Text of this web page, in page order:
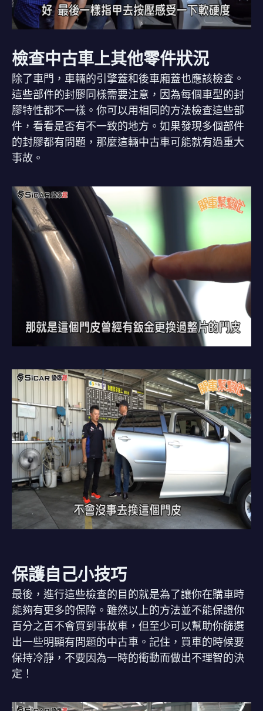
檢查中古車上其他零件狀況
除了車門，車輛的引擎蓋和後車廂蓋也應該檢查。
這些部件的封膠同樣需要注意，因為每個車型的封
膠特性都不一樣。你可以用相同的方法檢查這些部
件，看看是否有不一致的地方。如果發現多個部件
的封膠都有問題，那麼這輛中古車可能就有過重大
事故。
保護自己小技巧
最後，進行這些檢查的目的就是為了讓你在購車時
能夠有更多的保障。雖然以上的方法並不能保證你
百分之百不會買到事故車，但至少可以幫助你篩選
出一些明顯有問題的中古車。記住，買車的時候要
保持冷靜，不要因為一時的衝動而做出不理智的決
定！